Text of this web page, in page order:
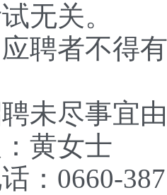
无关。
者不得有
尽事宜由
黄女士
0660-